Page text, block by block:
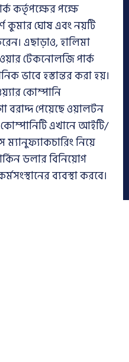
কর্তৃপক্ষের পক্ষে
কুমার ঘোষ এবং নয়টি
এছাড়াও, হালিমা
টেকনোলজি পার্ক
ভাবে হস্তান্তর করা হয়।
কোম্পানি
বরাদ্দ পেয়েছে ওয়ালটন
কোম্পানিটি এখানে আইটি/
নিয়ে
ডলার বিনিয়োগ
ব্যবস্থা করবে।